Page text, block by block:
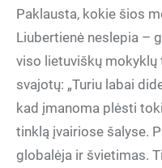
Paklausta, kokie šios
Liubertienė neslepia –
viso lietuviškų mokyklų
svajotų: „Turiu labai
kad įmanoma plėsti
tinklą įvairiose šalyse.
globalėja ir švietimas.